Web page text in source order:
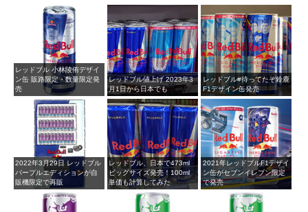
レッドブル 小林陵侑デザイ
ン缶 販路限定・数量限定発
売
レッドブル値上げ 2023年3
月1日から日本でも
レッドブル#待ってたぞ鈴鹿​
F1デザイン缶発売
2022年3月29日 レッドブル
パープルエディションが自
販機限定で再販
レッドブル、日本で473ml
ビッグサイズ発売！100ml
単価も計算してみた
2021年レッドブルF1デザイ
ン缶がセブンイレブン限定
で発売